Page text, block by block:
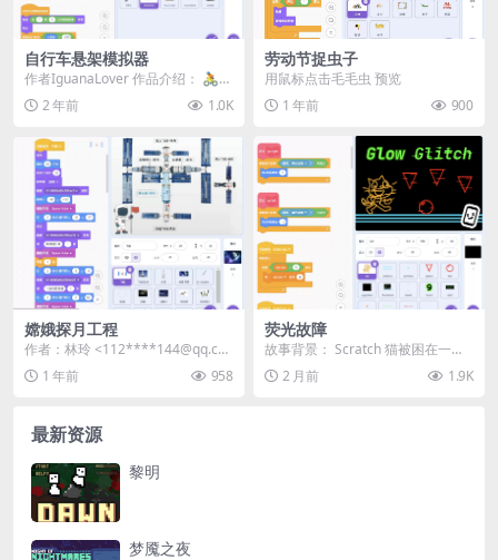
自行车悬架模拟器
作者IguanaLover 作品介绍： 🚴
欢迎体验《自行车悬架模拟器》！
这不...2 年前 1.0K
劳动节捉虫子
用鼠标点击毛毛虫 预览
1 年前
900
嫦娥探月工程
作者：林玲 <112****144@qq.co
m> | 站内用户投稿...
1 年前 958
荧光故障
故事背景： Scratch 猫被困在一个
充满故障、本该无法运行的电脑游
戏里！ 每...
2 月前 1.9K
最新资源
黎明
梦魇之夜